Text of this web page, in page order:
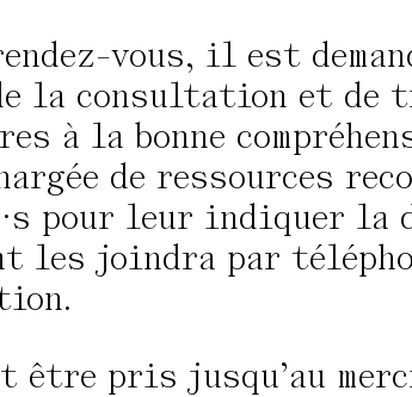
vous, il est
la consultation et de
à la bonne
de ressources
pour leur indiquer la
les joindra par
être pris jusqu’au